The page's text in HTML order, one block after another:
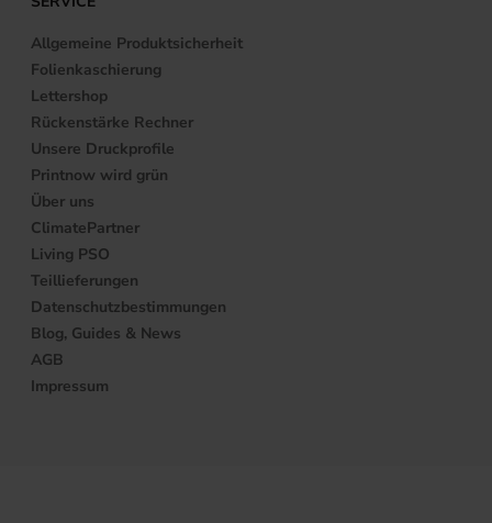
Allgemeine Produktsicherheit
Folienkaschierung
Lettershop
Rückenstärke Rechner
Unsere Druckprofile
Printnow wird grün
Über uns
ClimatePartner
Living PSO
Teillieferungen
Datenschutzbestimmungen
Blog, Guides & News
AGB
Impressum